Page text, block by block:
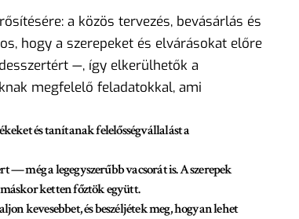
a közös tervezés, bevásárlás és
hogy a szerepeket és elvárásokat előre
—, így elkerülhetők a
megfelelő feladatokkal, ami
és tanítanak felelősségvállalást a
még a legegyszerűbb vacsorát is. A szerepek
ketten főztök együtt.
kevesebbet, és beszéljétek meg, hogyan lehet